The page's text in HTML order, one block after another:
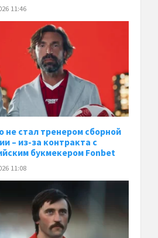
11:46
не стал тренером сборной
– из-за контракта с
букмекером Fonbet
11:08